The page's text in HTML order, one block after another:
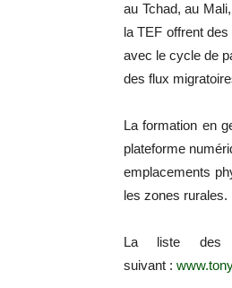
au Tchad, au
la TEF offrent
avec le cycle de
des flux
La formation en
plateforme
emplacements
les zones rurales.
La liste des
suivant :